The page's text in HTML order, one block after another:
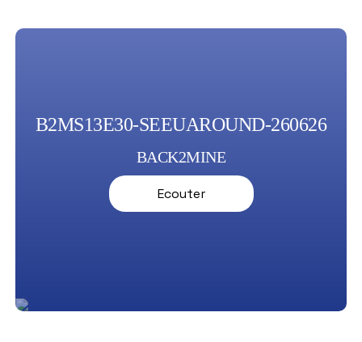
B2MS13E30-SEEUAROUND-260626
BACK2MINE
Ecouter